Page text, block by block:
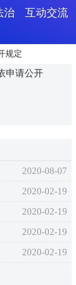
治 互动交流
规定
申请公开
2020-08-07
2020-02-19
2020-02-19
2020-02-19
2020-02-19